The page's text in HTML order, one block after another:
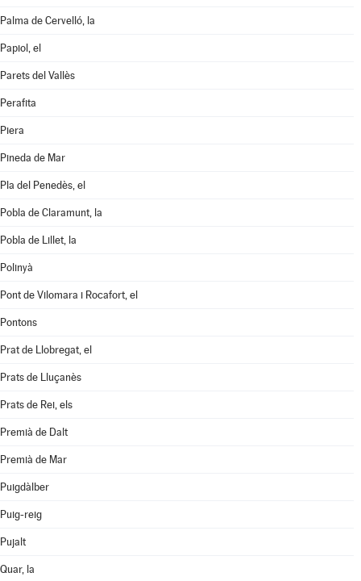
Palma de Cervelló, la
Papiol, el
Parets del Vallès
Perafita
Piera
Pineda de Mar
Pla del Penedès, el
Pobla de Claramunt, la
Pobla de Lillet, la
Polinyà
Pont de Vilomara i Rocafort, el
Pontons
Prat de Llobregat, el
Prats de Lluçanès
Prats de Rei, els
Premià de Dalt
Premià de Mar
Puigdàlber
Puig-reig
Pujalt
Quar, la